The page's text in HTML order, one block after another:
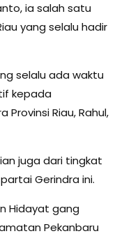
ia salah satu
yang selalu hadir
selalu ada waktu
kepada
Provinsi Riau, Rahul,
juga dari tingkat
Gerindra ini.
Hidayat gang
Pekanbaru